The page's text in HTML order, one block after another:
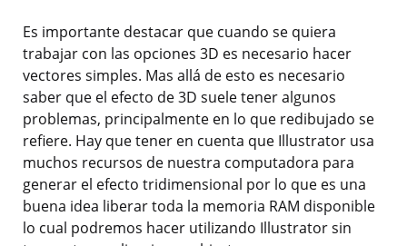
Es importante destacar que cuando se quiera
trabajar con las opciones 3D es necesario hacer
vectores simples. Mas allá de esto es necesario
saber que el efecto de 3D suele tener algunos
problemas, principalmente en lo que redibujado se
refiere. Hay que tener en cuenta que Illustrator usa
muchos recursos de nuestra computadora para
generar el efecto tridimensional por lo que es una
buena idea liberar toda la memoria RAM disponible
lo cual podremos hacer utilizando Illustrator sin